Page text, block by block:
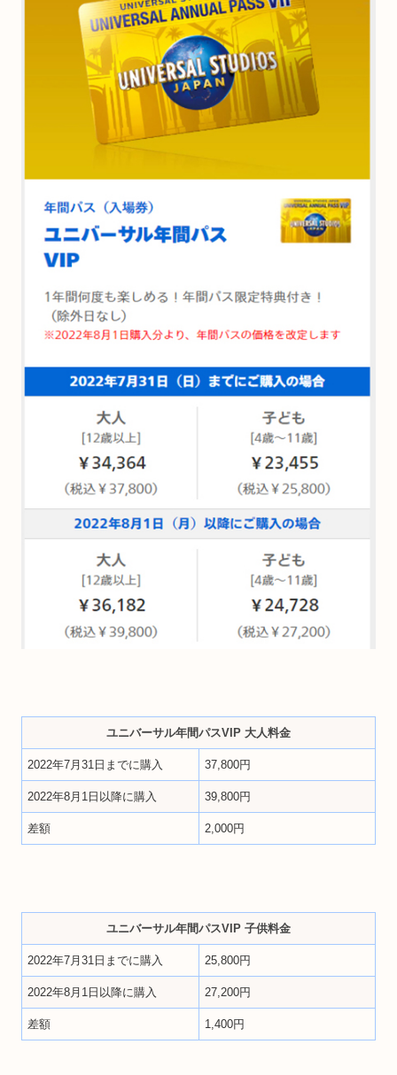
ユニバーサル年間パスVIP 大人料金
2022年7月31日までに購入 37,800円
2022年8月1日以降に購入 39,800円
差額 2,000円
ユニバーサル年間パスVIP 子供料金
2022年7月31日までに購入 25,800円
2022年8月1日以降に購入 27,200円
差額 1,400円